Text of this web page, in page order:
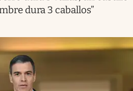
dura 3 caballos”